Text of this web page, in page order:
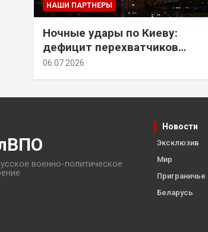
НАШИ ПАРТНЕРЫ
Ночные удары по Киеву:
дефицит перехватчиков
Patriot и оборонительные
06.07.2026
военно-политическое
Новости
Эксклюзив
Мир
Приграничье
Беларусь